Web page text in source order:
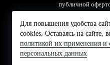
публичной
Для повышения удобства
cookies. Оставаясь на сайте,
политикой их применения и
персональных данных